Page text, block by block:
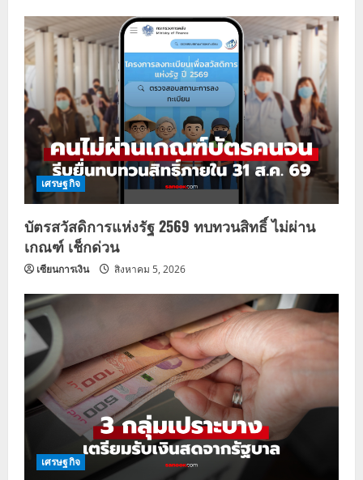
เศรษฐกิจ
บัตรสวัสดิการแห่งรัฐ 2569 ทบทวนสิทธิ์ ไม่ผ่าน
เกณฑ์ เช็กด่วน
เซียนการเงิน สิงหาคม 5, 2026
เศรษฐกิจ